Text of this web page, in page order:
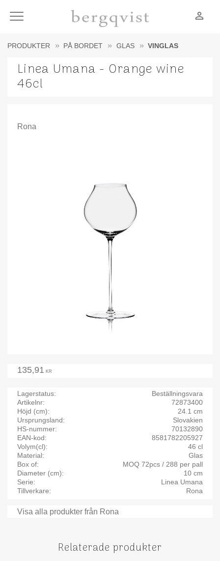
Meny person_outline
PRODUKTER PÅ BORDET GLAS VINGLAS
Linea Umana - Orange wine
46cl
Rona
135,91 KR
Lagerstatus
Beställningsvara
Artikelnr
72873400
Höjd (cm)
24.1 cm
Ursprungsland
Slovakien
HS-nummer
70132890
EAN-kod
8581782205927
Volym(cl)
46 cl
Material
Glas
Box of
MOQ 72pcs / 288 per pall
Diameter (cm)
10 cm
Serie
Linea Umana
Tillverkare
Rona
Visa alla produkter från Rona
Relaterade produkter